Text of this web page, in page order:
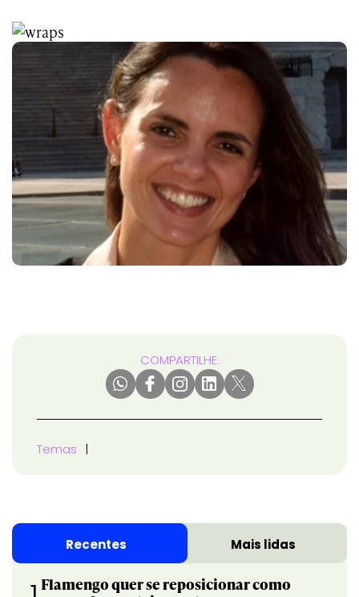
COMPARTILHE:
Temas
Recentes Mais lidas
Flamengo quer se reposicionar como